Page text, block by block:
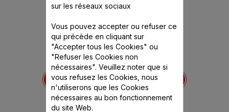
Brosse pour nettoyage
SS-193714
Très utile pour le nettoyage
du filtre
Stock disponible.
sur les réseaux sociaux
Vous pouvez accepter ou refuser ce
qui précède en cliquant sur
"Accepter tous les Cookies" ou
"Refuser les Cookies non
nécessaires". Veuillez noter que si
vous refusez les Cookies, nous
n'utiliserons que les Cookies
nécessaires au bon fonctionnement
du site Web.